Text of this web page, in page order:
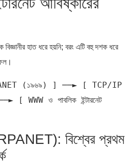
হাত ধরে হয়নি; বরং এটি বহু দশক ধরে
(১৯৬৯) ] ──► [ TCP/IP
[ WWW ও পাবলিক ইন্টারনেট
বিশ্বের প্রথম